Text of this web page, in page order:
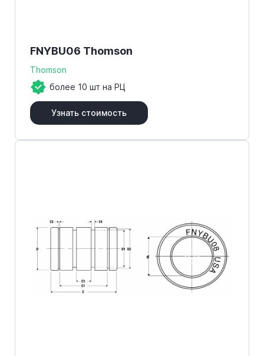
FNYBU06 Thomson
Thomson
более 10 шт на РЦ
Узнать стоимость